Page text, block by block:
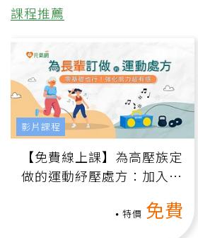
課程推薦
【免費線上課】為高壓族定
做的運動紓壓處方：加入行
特價 免費
影片課程